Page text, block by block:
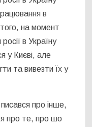
в
на момент
в Україну
у Києві, але
та вивезти їх у
про інше,
про те, про шо